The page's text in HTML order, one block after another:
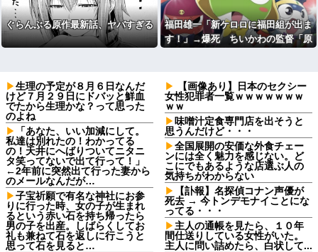
ぐらんぶる原作最新話、ヤバすぎる
福田雄一「新ケロロに福田組が出ま
す！」→爆死 ちいかわの監督「原
生理の予定が８月６日なんだ
けど７月２９日にドバッと鮮血
でたから生理かな？って思った
のよね
「あなた、いい加減にして。
私達は別れたの！わかってる
の！天井にへばりついてニタニ
タ笑ってないで出て行って！」
←2年前に突然出て行った妻から
のメールなんだが…
子宝祈願で有名な神社にお参
りに行った時、女の子が生まれ
るという赤い石を持ち帰ったら
男の子を出産。しばらくしてお
礼も兼ねて石を返しに行こうと
思って石を見ると…
【画像あり】日本のセクシー
女性犯罪者一覧ｗｗｗｗｗｗｗ
ｗｗ
味噌汁定食専門店を出そうと
思うんだけど・・・
全国展開の安価な外食チェー
ンには全く魅力を感じない。ど
こにでもあるような店選ぶ人の
気持ちがわからない
【訃報】名探偵コナン声優が
死去 → 今トンデモナイことにな
ってる・・・
主人の通帳を見たら、１０年
間仕送りしている女性がいた。
主人に問い詰めたら、白状して...